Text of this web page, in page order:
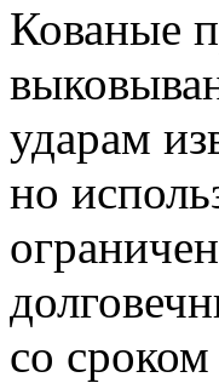
Кованые
ударам
но
со